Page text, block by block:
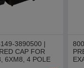
3890500 |
CAP FOR
6XM8, 4 POLE